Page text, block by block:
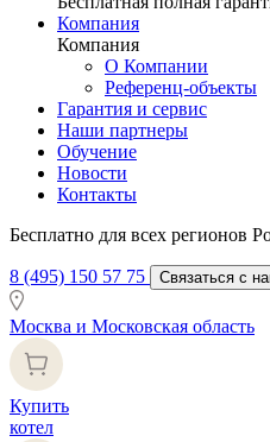
Компания
Компания
О Компании
Референц-объекты
Гарантия и сервис
Наши партнеры
Обучение
Новости
Контакты
Бесплатно для всех регионов
8 (495) 150 57 75 Связаться с
Москва и Московская область
Купить
котел